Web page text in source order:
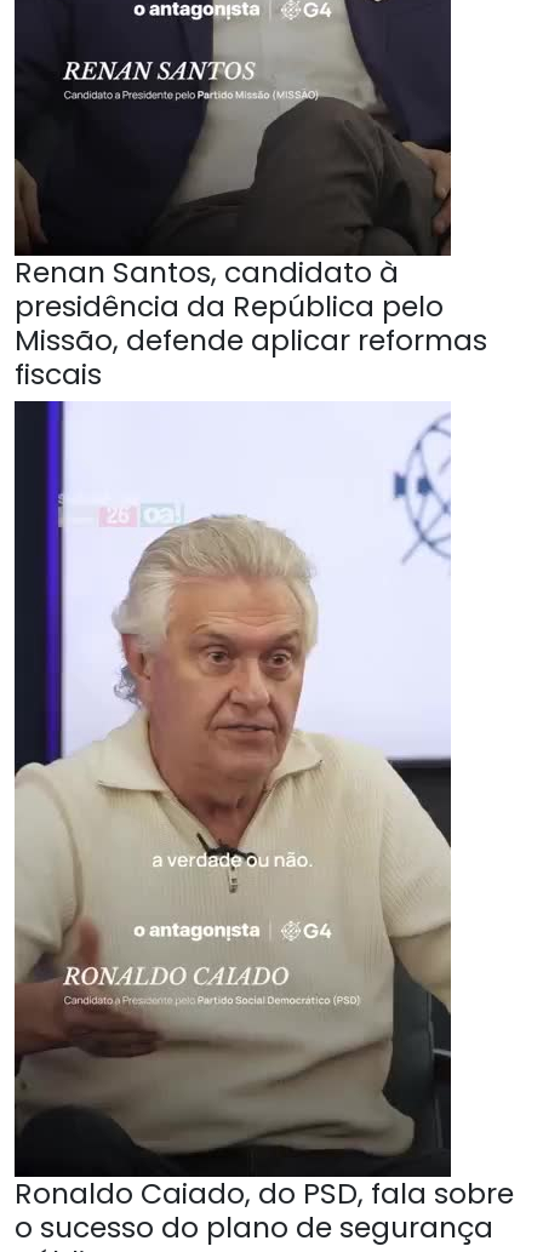
Renan Santos, candidato à
presidência da República pelo
Missão, defende aplicar reformas
fiscais
Ronaldo Caiado, do PSD, fala sobre
o sucesso do plano de segurança